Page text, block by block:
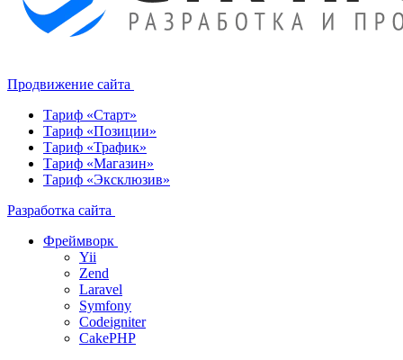
Продвижение сайта
Тариф «Старт»
Тариф «Позиции»
Тариф «Трафик»
Тариф «Магазин»
Тариф «Эксклюзив»
Разработка сайта
Фреймворк
Yii
Zend
Laravel
Symfony
Codeigniter
CakePHP